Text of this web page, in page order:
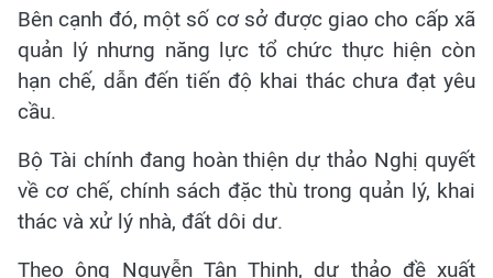
Bên cạnh đó, một số cơ sở được giao cho cấp xã
quản lý nhưng năng lực tổ chức thực hiện còn
hạn chế, dẫn đến tiến độ khai thác chưa đạt yêu
cầu.
Bộ Tài chính đang hoàn thiện dự thảo Nghị quyết
về cơ chế, chính sách đặc thù trong quản lý, khai
thác và xử lý nhà, đất dôi dư.
Theo ông Nguyễn Tân Thịnh, dự thảo đề xuất